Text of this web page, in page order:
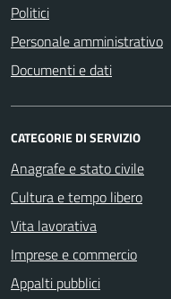
Politici
Personale amministrativo
Documenti e dati
CATEGORIE DI SERVIZIO
Anagrafe e stato civile
Cultura e tempo libero
Vita lavorativa
Imprese e commercio
Appalti pubblici